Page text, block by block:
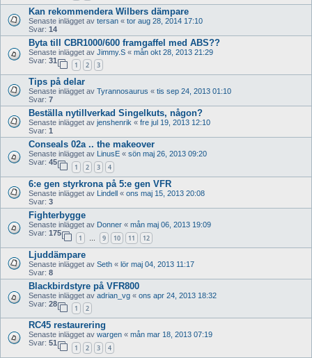
Kan rekommendera Wilbers dämpare
Senaste inlägget av tersan « tor aug 28, 2014 17:10
Svar: 14
Byta till CBR1000/600 framgaffel med ABS??
Senaste inlägget av Jimmy.S « mån okt 28, 2013 21:29
Svar: 31
1 2 3
Tips på delar
Senaste inlägget av Tyrannosaurus « tis sep 24, 2013 01:10
Svar: 7
Beställa nytillverkad Singelkuts, någon?
Senaste inlägget av jenshenrik « fre jul 19, 2013 12:10
Svar: 1
Conseals 02a .. the makeover
Senaste inlägget av LinusE « sön maj 26, 2013 09:20
Svar: 45
1 2 3 4
6:e gen styrkrona på 5:e gen VFR
Senaste inlägget av Lindell « ons maj 15, 2013 20:08
Svar: 3
Fighterbygge
Senaste inlägget av Donner « mån maj 06, 2013 19:09
Svar: 175
1 … 9 10 11 12
Ljuddämpare
Senaste inlägget av Seth « lör maj 04, 2013 11:17
Svar: 8
Blackbirdstyre på VFR800
Senaste inlägget av adrian_vg « ons apr 24, 2013 18:32
Svar: 28
1 2
RC45 restaurering
Senaste inlägget av wargen « mån mar 18, 2013 07:19
Svar: 51
1 2 3 4